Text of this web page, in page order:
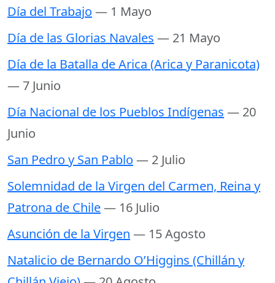
Día del Trabajo — 1 Mayo
Día de las Glorias Navales — 21 Mayo
Día de la Batalla de Arica (Arica y Paranicota)
— 7 Junio
Día Nacional de los Pueblos Indígenas — 20
Junio
San Pedro y San Pablo — 2 Julio
Solemnidad de la Virgen del Carmen, Reina y
Patrona de Chile— 16 Julio
Asunción de la Virgen — 15 Agosto
Natalicio de Bernardo O’Higgins (Chillán y